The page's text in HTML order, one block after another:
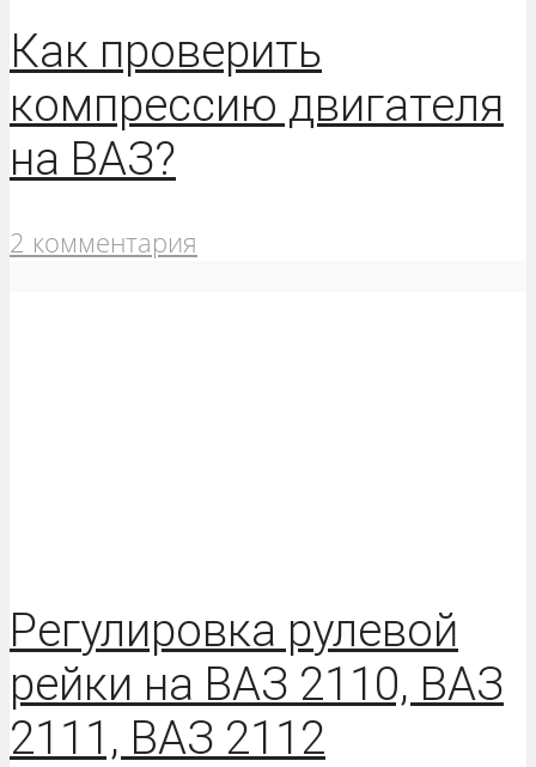
Как проверить
компрессию двигателя
на ВАЗ?
2 комментария
Регулировка рулевой
рейки на ВАЗ 2110, ВАЗ
2111, ВАЗ 2112